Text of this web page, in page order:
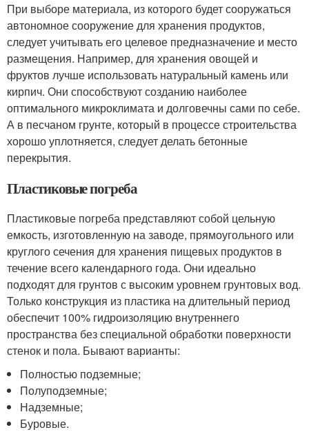
При выборе материала, из которого будет сооружаться
автономное сооружение для хранения продуктов,
следует учитывать его целевое предназначение и место
размещения. Например, для хранения овощей и
фруктов лучше использовать натуральный камень или
кирпич. Они способствуют созданию наиболее
оптимального микроклимата и долговечны сами по себе.
А в песчаном грунте, который в процессе строительства
хорошо уплотняется, следует делать бетонные
перекрытия.
Пластиковые погреба
Пластиковые погреба представляют собой цельную
емкость, изготовленную на заводе, прямоугольного или
круглого сечения для хранения пищевых продуктов в
течение всего календарного года. Они идеально
подходят для грунтов с высоким уровнем грунтовых вод.
Только конструкция из пластика на длительный период
обеспечит 100% гидроизоляцию внутреннего
пространства без специальной обработки поверхности
стенок и пола. Бывают варианты:
Полностью подземные;
Полуподземные;
Надземные;
Буровые.